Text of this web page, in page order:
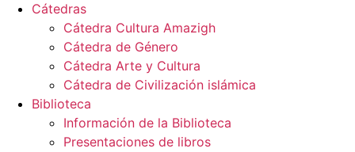
Cátedras
Cátedra Cultura Amazigh
Cátedra de Género
Cátedra Arte y Cultura
Cátedra de Civilización islámica
Biblioteca
Información de la Biblioteca
Presentaciones de libros